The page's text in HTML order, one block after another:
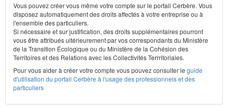
Vous pouvez créer vous même votre compte sur le portail Cerbère. Vous
disposez automatiquement des droits affectés à votre entreprise ou à
l'ensemble des particuliers.
Si nécessaire et sur justification, des droits supplémentaires pourront
vous être attribués ultérieurement par vos correspondants du Ministère
de la Transition Écologique ou du Ministère de la Cohésion des
Territoires et des Relations avec les Collectivités Terrritoriales.
Pour vous aider à créer votre compte vous pouvez consulter le guide
d'utilisation du portail Cerbère à l'usage des professionnels et des
particuliers